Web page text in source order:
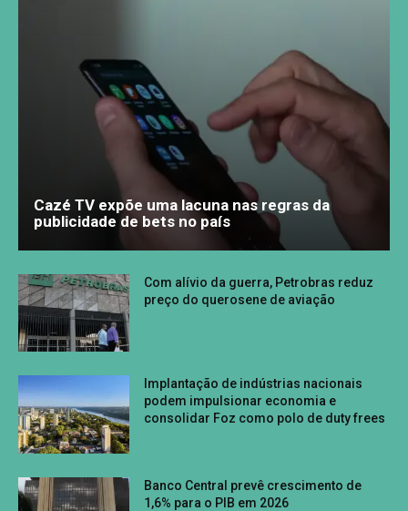
Cazé TV expõe uma lacuna nas regras da
publicidade de bets no país
Com alívio da guerra, Petrobras reduz
preço do querosene de aviação
Implantação de indústrias nacionais
podem impulsionar economia e
consolidar Foz como polo de duty frees
Banco Central prevê crescimento de
1,6% para o PIB em 2026